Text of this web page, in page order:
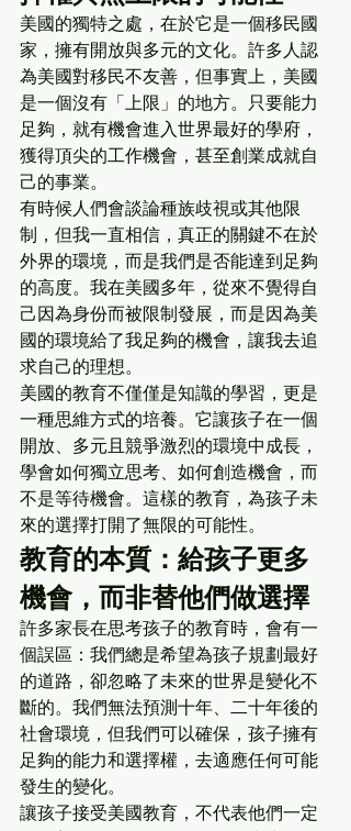
美國的獨特之處，在於它是一個移民國
家，擁有開放與多元的文化。許多人認
為美國對移民不友善，但事實上，美國
是一個沒有「上限」的地方。只要能力
足夠，就有機會進入世界最好的學府，
獲得頂尖的工作機會，甚至創業成就自
己的事業。
有時候人們會談論種族歧視或其他限
制，但我一直相信，真正的關鍵不在於
外界的環境，而是我們是否能達到足夠
的高度。我在美國多年，從來不覺得自
己因為身份而被限制發展，而是因為美
國的環境給了我足夠的機會，讓我去追
求自己的理想。
美國的教育不僅僅是知識的學習，更是
一種思維方式的培養。它讓孩子在一個
開放、多元且競爭激烈的環境中成長，
學會如何獨立思考、如何創造機會，而
不是等待機會。這樣的教育，為孩子未
來的選擇打開了無限的可能性。
教育的本質：給孩子更多
機會，而非替他們做選擇
許多家長在思考孩子的教育時，會有一
個誤區：我們總是希望為孩子規劃最好
的道路，卻忽略了未來的世界是變化不
斷的。我們無法預測十年、二十年後的
社會環境，但我們可以確保，孩子擁有
足夠的能力和選擇權，去適應任何可能
發生的變化。
讓孩子接受美國教育，不代表他們一定